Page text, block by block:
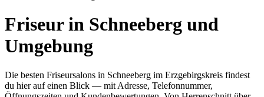
Friseur in Schneeberg und
Umgebung
Die besten Friseursalons in Schneeberg im Erzgebirgskreis findest
du hier auf einen Blick — mit Adresse, Telefonnummer,